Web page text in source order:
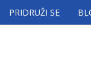
PRIDRUŽI SE